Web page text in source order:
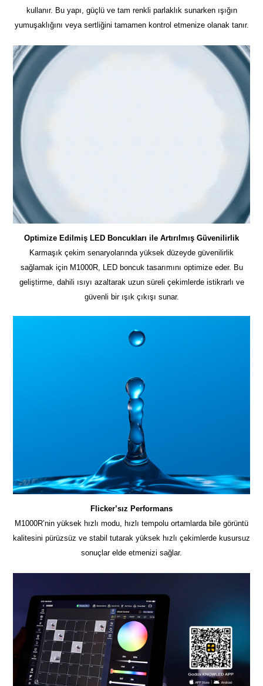
kullanır. Bu yapı, güçlü ve tam renkli parlaklık sunarken ışığın
yumuşaklığını veya sertliğini tamamen kontrol etmenize olanak tanır.
Optimize Edilmiş LED Boncukları ile Artırılmış Güvenilirlik
Karmaşık çekim senaryolarında yüksek düzeyde güvenilirlik
sağlamak için M1000R, LED boncuk tasarımını optimize eder. Bu
geliştirme, dahili ısıyı azaltarak uzun süreli çekimlerde istikrarlı ve
güvenli bir ışık çıkışı sunar.
Flicker’sız Performans
M1000R’nin yüksek hızlı modu, hızlı tempolu ortamlarda bile görüntü
kalitesini pürüzsüz ve stabil tutarak yüksek hızlı çekimlerde kusursuz
sonuçlar elde etmenizi sağlar.